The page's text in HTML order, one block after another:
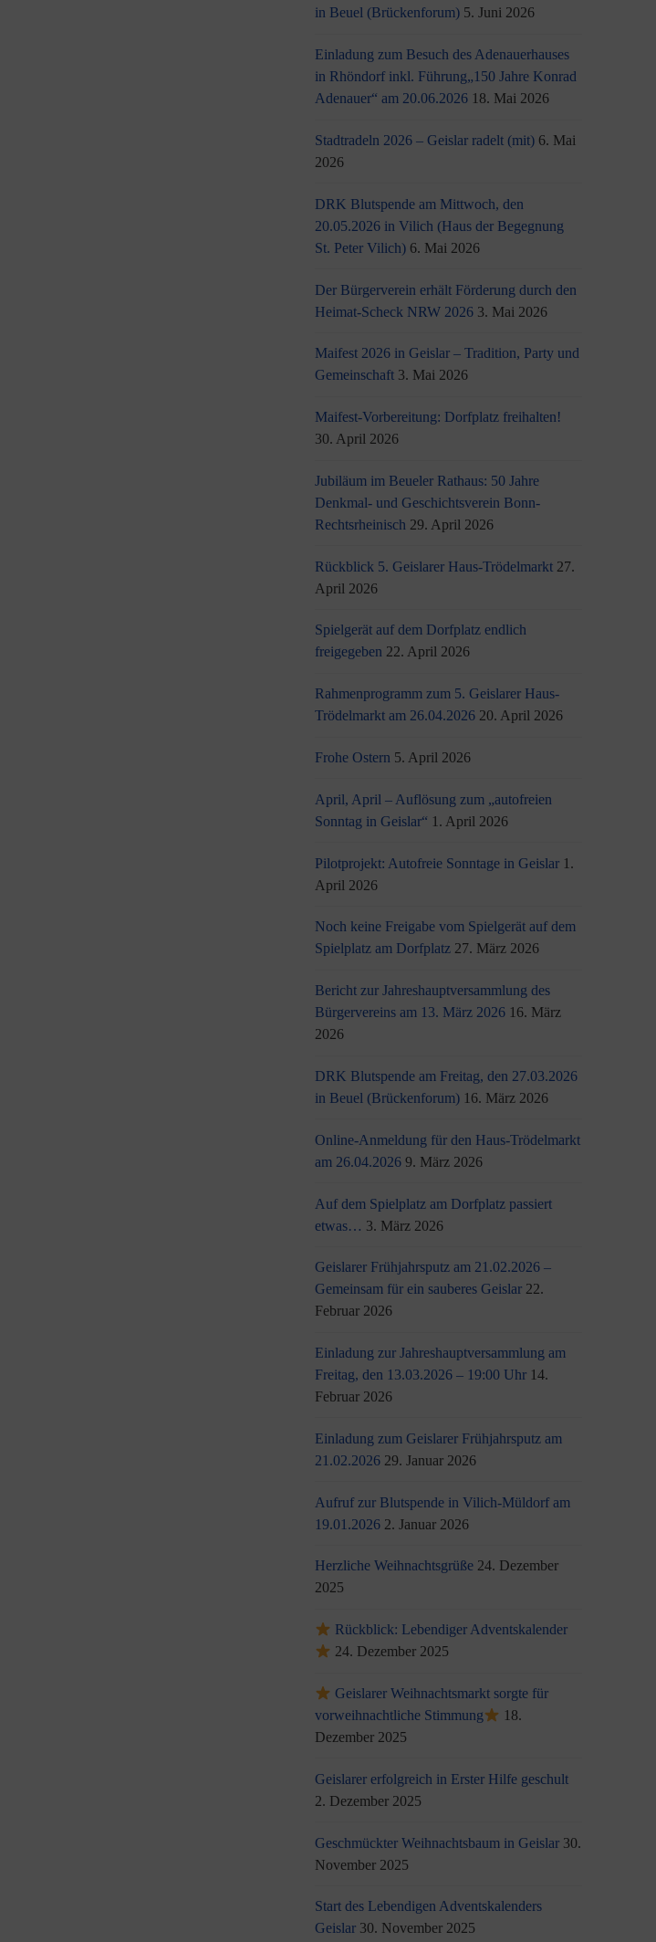
in Beuel (Brückenforum) 5. Juni 2026
Einladung zum Besuch des Adenauerhauses
in Rhöndorf inkl. Führung„150 Jahre Konrad
Adenauer“ am 20.06.2026 18. Mai 2026
Stadtradeln 2026 – Geislar radelt (mit) 6. Mai
2026
DRK Blutspende am Mittwoch, den
20.05.2026 in Vilich (Haus der Begegnung
St. Peter Vilich) 6. Mai 2026
Der Bürgerverein erhält Förderung durch den
Heimat-Scheck NRW 2026 3. Mai 2026
Maifest 2026 in Geislar – Tradition, Party und
Gemeinschaft 3. Mai 2026
Maifest-Vorbereitung: Dorfplatz freihalten!
30. April 2026
Jubiläum im Beueler Rathaus: 50 Jahre
Denkmal- und Geschichtsverein Bonn-
Rechtsrheinisch 29. April 2026
Rückblick 5. Geislarer Haus-Trödelmarkt 27.
April 2026
Spielgerät auf dem Dorfplatz endlich
freigegeben 22. April 2026
Rahmenprogramm zum 5. Geislarer Haus-
Trödelmarkt am 26.04.2026 20. April 2026
Frohe Ostern 5. April 2026
April, April – Auflösung zum „autofreien
Sonntag in Geislar“ 1. April 2026
Pilotprojekt: Autofreie Sonntage in Geislar 1.
April 2026
Noch keine Freigabe vom Spielgerät auf dem
Spielplatz am Dorfplatz 27. März 2026
Bericht zur Jahreshauptversammlung des
Bürgervereins am 13. März 2026 16. März
2026
DRK Blutspende am Freitag, den 27.03.2026
in Beuel (Brückenforum) 16. März 2026
Online-Anmeldung für den Haus-Trödelmarkt
am 26.04.2026 9. März 2026
Auf dem Spielplatz am Dorfplatz passiert
etwas… 3. März 2026
Geislarer Frühjahrsputz am 21.02.2026 –
Gemeinsam für ein sauberes Geislar 22.
Februar 2026
Einladung zur Jahreshauptversammlung am
Freitag, den 13.03.2026 – 19:00 Uhr 14.
Februar 2026
Einladung zum Geislarer Frühjahrsputz am
21.02.2026 29. Januar 2026
Aufruf zur Blutspende in Vilich-Müldorf am
19.01.2026 2. Januar 2026
Herzliche Weihnachtsgrüße 24. Dezember
2025
Rückblick: Lebendiger Adventskalender
24. Dezember 2025
Geislarer Weihnachtsmarkt sorgte für
vorweihnachtliche Stimmung
18.
Dezember 2025
Geislarer erfolgreich in Erster Hilfe geschult
2. Dezember 2025
Geschmückter Weihnachtsbaum in Geislar 30.
November 2025
Start des Lebendigen Adventskalenders
Geislar 30. November 2025